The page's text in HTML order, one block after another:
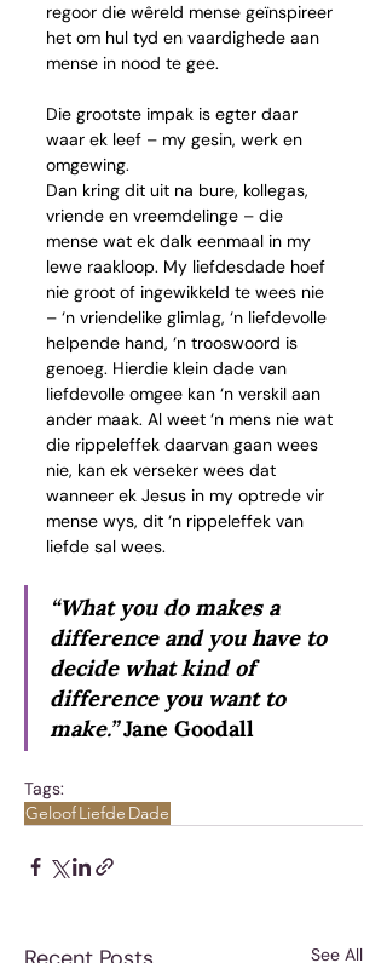
regoor die wêreld mense geïnspireer
het om hul tyd en vaardighede aan
mense in nood te gee.
Die grootste impak is egter daar
waar ek leef – my gesin, werk en
omgewing.
Dan kring dit uit na bure, kollegas,
vriende en vreemdelinge – die
mense wat ek dalk eenmaal in my
lewe raakloop. My liefdesdade hoef
nie groot of ingewikkeld te wees nie
– ‘n vriendelike glimlag, ‘n liefdevolle
helpende hand, ‘n trooswoord is
genoeg. Hierdie klein dade van
liefdevolle omgee kan ‘n verskil aan
ander maak. Al weet ‘n mens nie wat
die rippeleffek daarvan gaan wees
nie, kan ek verseker wees dat
wanneer ek Jesus in my optrede vir
mense wys, dit ‘n rippeleffek van
liefde sal wees.
“What you do makes a
difference and you have to
decide what kind of
difference you want to
make.” Jane Goodall
Tags:
GeloofLiefde Dade
See All